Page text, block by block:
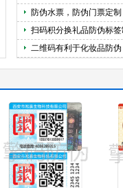
防伪水票，防伪门票定制
扫码积分换礼品防伪标
二维码有利于化妆品防伪